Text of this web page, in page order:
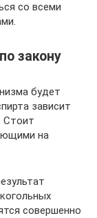
со всеми
закону
будет
зависит
Стоит
на
совершенно